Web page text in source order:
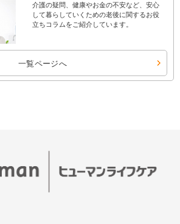
介護の疑問、健康やお金の不安など、安心
して暮らしていくための老後に関するお役
立ちコラムをご紹介しています。
一覧ページへ